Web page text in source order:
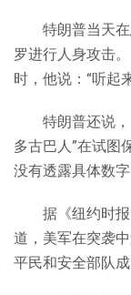
特朗普当天在
罗进行人身攻击
时，他说：“听起
特朗普还说，3
多古巴人”在试图
没有透露具体数字
据《纽约时报
道，美军在突袭
平民和安全部队